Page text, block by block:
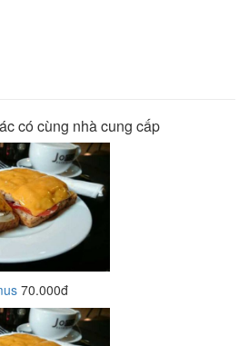
có cùng nhà cung cấp
70.000đ